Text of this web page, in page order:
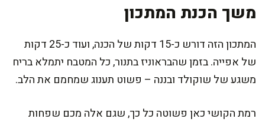
משך הכנת המתכון
המתכון הזה דורש כ-15 דקות של הכנה, ועוד כ-25 דקות
של אפייה. בזמן שהבראוניז בתנור, כל המטבח יתמלא בריח
משגע של שוקולד ובננה – פשוט תענוג שמחמם את הלב.
רמת הקושי כאן פשוטה כל כך, שגם אלה מכם שפחות